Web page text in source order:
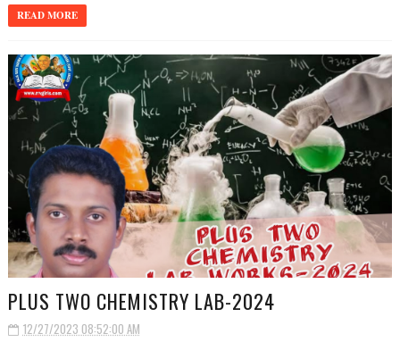
READ MORE
PLUS TWO CHEMISTRY LAB-2024
12/27/2023 08:52:00 AM